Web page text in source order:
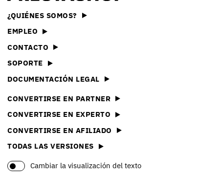
¿QUIÉNES SOMOS?
EMPLEO
CONTACTO
SOPORTE
DOCUMENTACIÓN LEGAL
CONVERTIRSE EN PARTNER
CONVERTIRSE EN EXPERTO
CONVERTIRSE EN AFILIADO
TODAS LAS VERSIONES
Cambiar la visualización del texto